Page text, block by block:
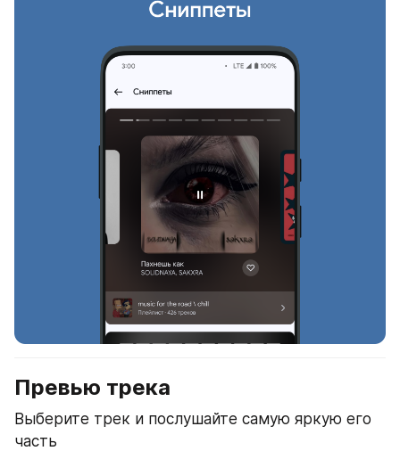
Превью трека
Выберите трек и послушайте самую яркую его
часть